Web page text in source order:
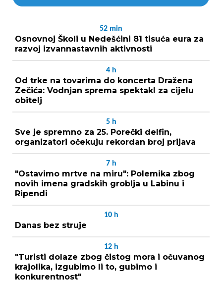
52 min
Osnovnoj Školi u Nedešćini 81 tisuća eura za
razvoj izvannastavnih aktivnosti
4 h
Od trke na tovarima do koncerta Dražena
Zečića: Vodnjan sprema spektakl za cijelu
obitelj
5 h
Sve je spremno za 25. Porečki delfin,
organizatori očekuju rekordan broj prijava
7 h
"Ostavimo mrtve na miru": Polemika zbog
novih imena gradskih groblja u Labinu i
Ripendi
10 h
Danas bez struje
12 h
"Turisti dolaze zbog čistog mora i očuvanog
krajolika, izgubimo li to, gubimo i
konkurentnost"